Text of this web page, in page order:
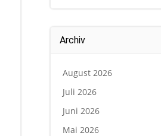
Archiv
August 2026
Juli 2026
Juni 2026
Mai 2026